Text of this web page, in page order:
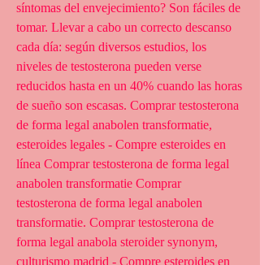
síntomas del envejecimiento? Son fáciles de
tomar. Llevar a cabo un correcto descanso
cada día: según diversos estudios, los
niveles de testosterona pueden verse
reducidos hasta en un 40% cuando las horas
de sueño son escasas. Comprar testosterona
de forma legal anabolen transformatie,
esteroides legales - Compre esteroides en
línea Comprar testosterona de forma legal
anabolen transformatie Comprar
testosterona de forma legal anabolen
transformatie. Comprar testosterona de
forma legal anabola steroider synonym,
culturismo madrid - Compre esteroides en